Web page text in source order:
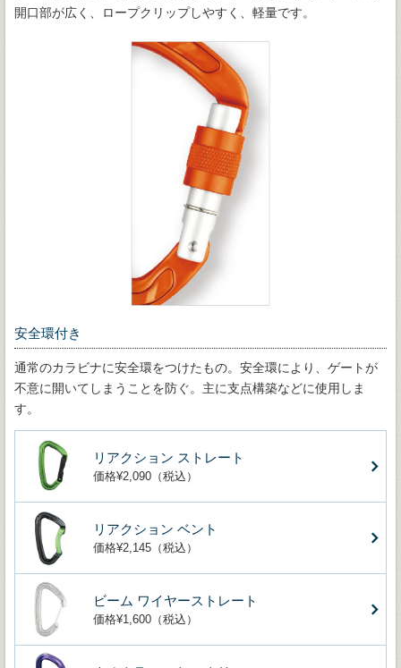
開口部が広く、ロープクリップしやすく、軽量です。
安全環付き
通常のカラビナに安全環をつけたもの。安全環により、ゲートが
不意に開いてしまうことを防ぐ。主に支点構築などに使用しま
す。
リアクション ストレート
価格¥2,090（税込）
リアクション ベント
価格¥2,145（税込）
ビーム ワイヤーストレート
価格¥1,600（税込）